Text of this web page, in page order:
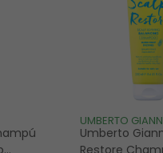
UMBERTO
Umberto
Restore